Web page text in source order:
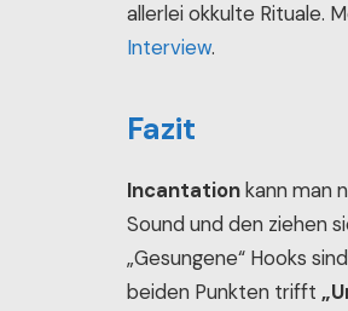
allerlei okkulte Rituale.
Interview.
Fazit
Incantation kann man
Sound und den ziehen
„Gesungene“ Hooks
beiden Punkten trifft